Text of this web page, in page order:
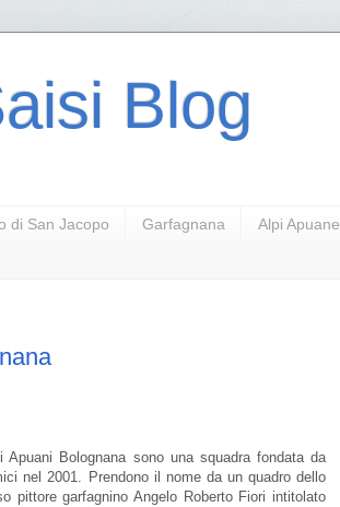
Blog
di San Jacopo Garfagnana Alpi Apuane
Apuani Bolognana sono una squadra fondata da
nel 2001. Prendono il nome da un quadro dello
pittore garfagnino Angelo Roberto Fiori intitolato